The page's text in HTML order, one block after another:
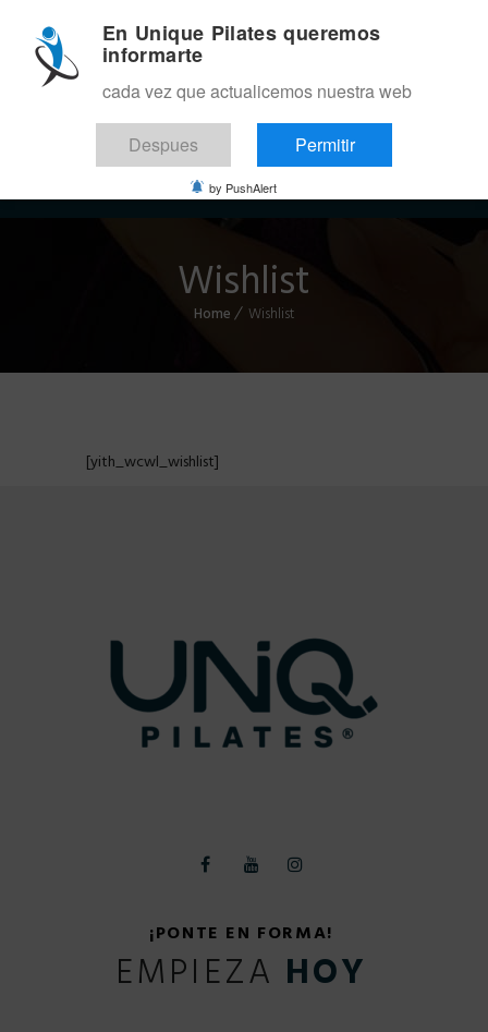
Wishlist
Home Wishlist
[yith_wcwl_wishlist]
¡PONTE EN FORMA!
EMPIEZA HOY
En Unique Pilates queremos
informarte
cada vez que actualicemos nuestra web
Despues Permitir
by PushAlert